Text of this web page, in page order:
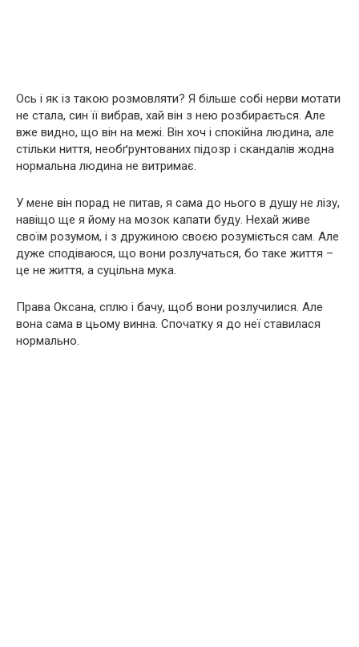
Ось і як із такою розмовляти? Я більше собі нерви мотати
не стала, син її вибрав, хай він з нею розбирається. Але
вже видно, що він на межі. Він хоч і спокійна людина, але
стільки ниття, необґрунтованих підозр і скандалів жодна
нормальна людина не витримає.
У мене він порад не питав, я сама до нього в душу не лізу,
навіщо ще я йому на мозок капати буду. Нехай живе
своїм розумом, і з дружиною своєю розуміється сам. Але
дуже сподіваюся, що вони розлучаться, бо таке життя –
це не життя, а суцільна мука.
Права Оксана, сплю і бачу, щоб вони розлучилися. Але
вона сама в цьому винна. Спочатку я до неї ставилася
нормально.